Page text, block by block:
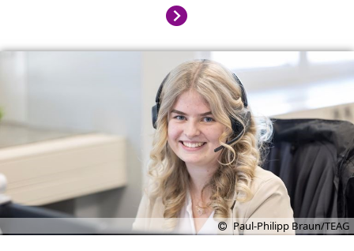
Paul-Philipp Braun/TEAG